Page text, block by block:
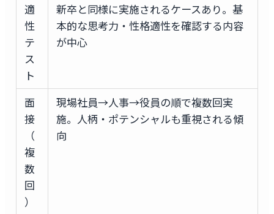
適
性
テ
ス
ト
新卒と同様に実施されるケースあり。基
本的な思考力・性格適性を確認する内容
が中心
面
接
（
複
数
回
）
現場社員→人事→役員の順で複数回実
施。人柄・ポテンシャルも重視される傾
向